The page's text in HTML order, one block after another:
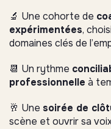
🔬 Une cohorte de
expérimentées,
domaines clés de
📆 Un rythme
professionnelle à
🥂 Une soirée de
scène et ouvrir sa